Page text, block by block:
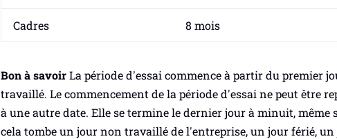
Cadres 8 mois
Bon à savoirLa période d'essai commence à partir du premier
travaillé. Le commencement de la période d'essai ne peut être
à une autre date. Elle se termine le dernier jour à minuit, même
cela tombe un jour non travaillé de l'entreprise, un jour férié,